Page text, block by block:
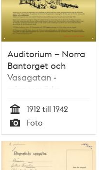
Auditorium – Norra
Bantorget och
Vasagatan -
minnesmärke
Tid
1912 till 1942
Typ
Foto